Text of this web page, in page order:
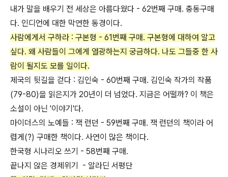
내가 말을 배우기 전 세상은 아름다웠다 - 62번째 구매. 충동구매
다. 인디언에 대한 막연한 동경이다.
사람에게서 구하라 : 구본형 - 61번째 구매. 구본형에 대하여 알고
싶다. 왜 사람들이 그에게 열광하는지 궁금하다. 나도 그들중 한 사
람이 될지도 모를 일이다.
제국의 뒷길을 걷다 : 김인숙 - 60번째 구매. 김인숙 작가의 작품
(79-80)을 읽은지가 20년이 더 넘었다. 지금은 어떨까? 이 책은
소설이 아닌 '이야기'다.
마이더스의 노예들 : 잭 런던 - 59번째 구매. 잭 런던의 책이라 어
렵게(?) 구매한 책이다. 사연이 많은 책이다.
한국형 시나리오 쓰기 - 58번째 구매.
끝나지 않은 경제위기 - 알라딘 서평단